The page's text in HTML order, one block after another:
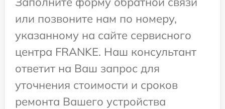
или позвоните нам по номеру,
указанному на сайте сервисного
центра FRANKE. Наш консультант
ответит на Ваш запрос для
уточнения стоимости и сроков
ремонта Вашего устройства